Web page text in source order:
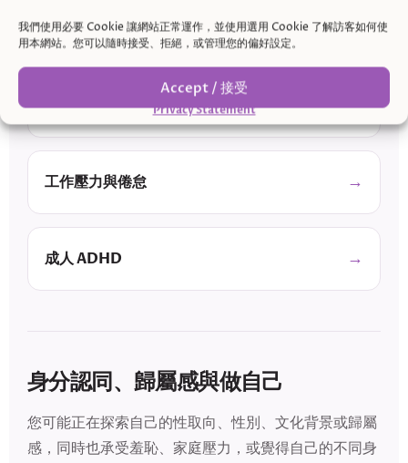
我們使用必要 Cookie 讓網站正常運作，並使用選用 Cookie 了解訪客如何使
用本網站。您可以隨時接受、拒絕，或管理您的偏好設定。
Accept / 接受
Privacy Statement
壓力與焦慮
憂鬱與情緒低落
工作壓力與倦怠
成人 ADHD
身分認同、歸屬感與做自己
您可能正在探索自己的性取向、性別、文化背景或歸屬
感，同時也承受羞恥、家庭壓力，或覺得自己的不同身